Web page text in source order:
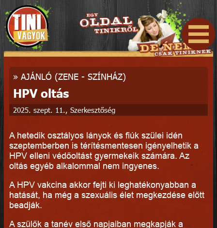
» AJÁNLÓ (ZENE - SZÍNHÁZ)
HPV oltás
2025. szept. 11., Szerkesztőség
A hetedik osztályos lányok és fiúk szülei idén
szeptemberben is térítésmentesen igényelhetik a
HPV elleni védőoltást gyermekeik számára. Az
oltás egyéb alkalommal nem ingyenes.
A HPV vakcina akkor fejti ki leghatékonyabban a
hatását, ha még a szexuális élet megkezdése előtt
beadják.
A szülők a tanév első napjaiban megkapják a